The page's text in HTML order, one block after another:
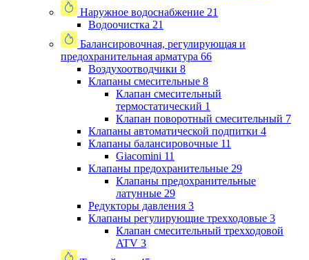
Наружное водоснабжение 21
Водоочистка 21
Балансировочная, регулирующая и
предохранительная арматура 66
Воздухоотводчики 8
Клапаны cмесительные 8
Клапан cмесительный
термостатический 1
Клапан поворотный cмесительный 7
Клапаны автоматической подпитки 4
Клапаны балансировочные 11
Giacomini 11
Клапаны предохранительные 29
Клапаны предохранительные
латунные 29
Редукторы давления 3
Клапаны регулирующие трехходовые 3
Клапан смесительный трехходовой
ATV 3